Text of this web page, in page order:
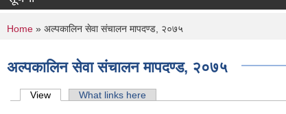
You are here
Home » अल्पकालिन सेवा संचालन मापदण्ड, २०७५
अल्पकालिन सेवा संचालन मापदण्ड, २०७५
Primary tabs
View (active tab)What links here